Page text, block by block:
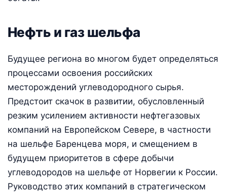
Нефть и газ шельфа
Будущее региона во многом будет определяться
процессами освоения российских
месторождений углеводородного сырья.
Предстоит скачок в развитии, обусловленный
резким усилением активности нефтегазовых
компаний на Европейском Севере, в частности
на шельфе Баренцева моря, и смещением в
будущем приоритетов в сфере добычи
углеводородов на шельфе от Норвегии к России.
Руководство этих компаний в стратегическом